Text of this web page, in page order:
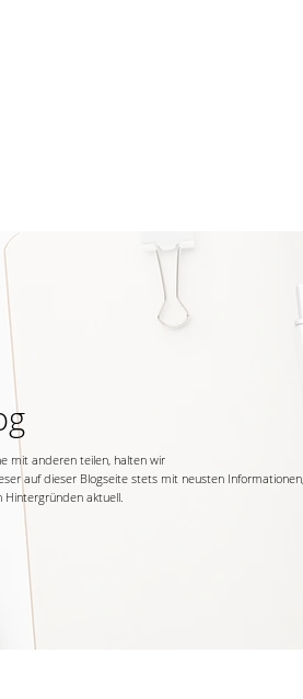
mit anderen teilen, halten wir
auf dieser Blogseite stets mit neusten Informationen,
Hintergründen aktuell.